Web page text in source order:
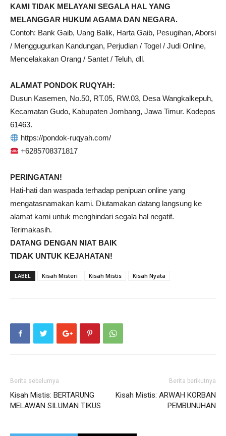
KAMI TIDAK MELAYANI SEGALA HAL YANG
MELANGGAR HUKUM AGAMA DAN NEGARA.
Contoh: Bank Gaib, Uang Balik, Harta Gaib, Pesugihan, Aborsi
/ Menggugurkan Kandungan, Perjudian / Togel / Judi Online,
Mencelakakan Orang / Santet / Teluh, dll.
ALAMAT PONDOK RUQYAH:
Dusun Kasemen, No.50, RT.05, RW.03, Desa Wangkalkepuh,
Kecamatan Gudo, Kabupaten Jombang, Jawa Timur. Kodepos
61463.
https://pondok-ruqyah.com/
+6285708371817
PERINGATAN!
Hati-hati dan waspada terhadap penipuan online yang
mengatasnamakan kami. Diutamakan datang langsung ke
alamat kami untuk menghindari segala hal negatif.
Terimakasih.
DATANG DENGAN NIAT BAIK
TIDAK UNTUK KEJAHATAN!
LABEL Kisah Misteri Kisah Mistis Kisah Nyata
Berita sebelumya
Kisah Mistis: BERTARUNG
MELAWAN SILUMAN TIKUS
Berita berikutnya
Kisah Mistis: ARWAH KORBAN
PEMBUNUHAN